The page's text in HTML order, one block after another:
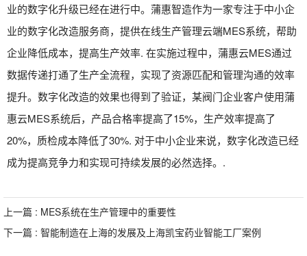
业的数字化升级已经在进行中。蒲惠智造作为一家专注于中小企
业的数字化改造服务商，提供在线生产管理云端MES系统，帮助
企业降低成本，提高生产效率. 在实施过程中，蒲惠云MES通过
数据传递打通了生产全流程，实现了资源匹配和管理沟通的效率
提升。数字化改造的效果也得到了验证，某阀门企业客户使用蒲
惠云MES系统后，产品合格率提高了15%，生产效率提高了
20%，质检成本降低了30%. 对于中小企业来说，数字化改造已经
成为提高竞争力和实现可持续发展的必然选择。.
上一篇 : MES系统在生产管理中的重要性
下一篇 : 智能制造在上海的发展及上海凯宝药业智能工厂案例